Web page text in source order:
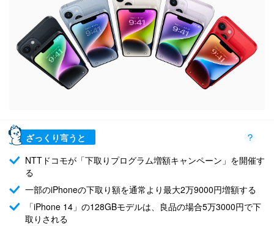
ざっくり言うと
NTTドコモが「下取りプログラム増額キャンペーン」を開催す
る
一部のiPhoneの下取り額を通常より最大2万9000円増額する
「iPhone 14」の128GBモデルは、良品の場合5万3000円で下
取りされる